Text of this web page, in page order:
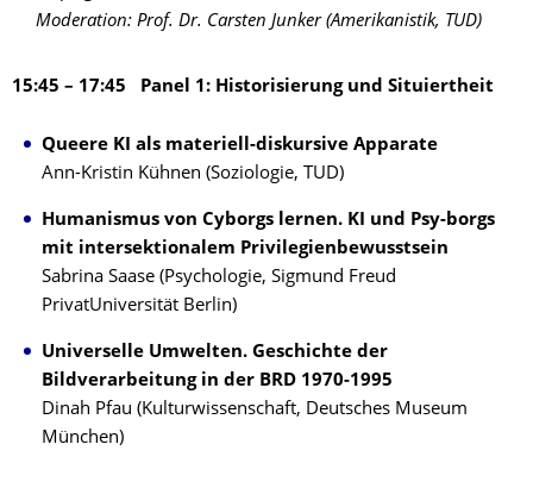
Moderation: Prof. Dr. Carsten Junker (Amerikanistik, TUD)
15:45 – 17:45 Panel 1: Historisierung und Situiertheit
Queere KI als materiell-diskursive Apparate
Ann-Kristin Kühnen (Soziologie, TUD)
Humanismus von Cyborgs lernen. KI und Psy-borgs
mit intersektionalem Privilegienbewusstsein
Sabrina Saase (Psychologie, Sigmund Freud
PrivatUniversität Berlin)
Universelle Umwelten. Geschichte der
Bildverarbeitung in der BRD 1970-1995
Dinah Pfau (Kulturwissenschaft, Deutsches Museum
München)